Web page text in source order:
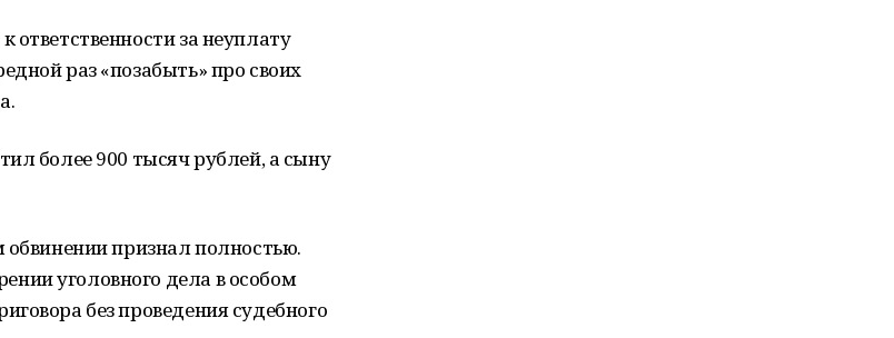
ответственности за неуплату
раз «позабыть» про своих
более 900 тысяч рублей, а сыну
обвинении признал полностью.
уголовного дела в особом
без проведения судебного